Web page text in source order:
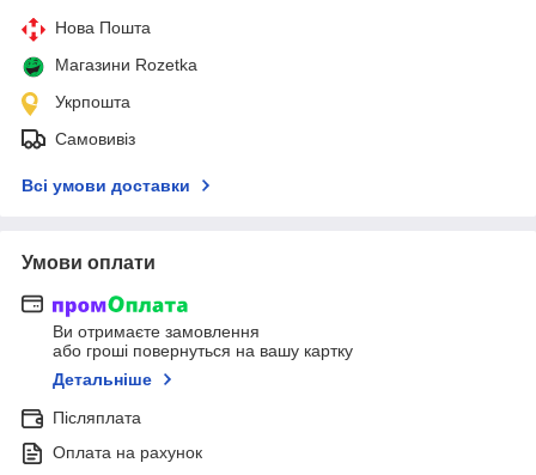
Нова Пошта
Магазини Rozetka
Укрпошта
Самовивіз
Всі умови доставки
Умови оплати
Ви отримаєте замовлення
або гроші повернуться на вашу картку
Детальніше
Післяплата
Оплата на рахунок